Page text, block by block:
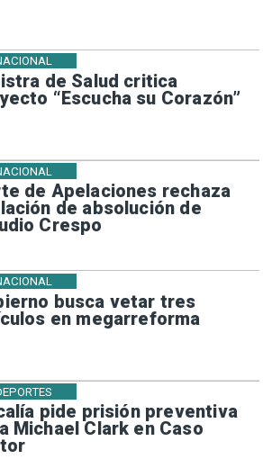
de Salud critica
“Escucha su Corazón”
de Apelaciones rechaza
de absolución de
Crespo
busca vetar tres
en megarreforma
pide prisión preventiva
Michael Clark en Caso